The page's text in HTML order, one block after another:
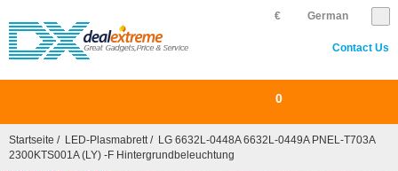
German
€
Contact Us
0
Startseite / LED-Plasmabrett/ LG 6632L-0448A 6632L-0449A PNEL-T703A
2300KTS001A (LY) -F Hintergrundbeleuchtung